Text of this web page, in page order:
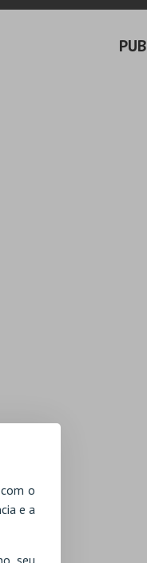
o
e a
seu
PUB